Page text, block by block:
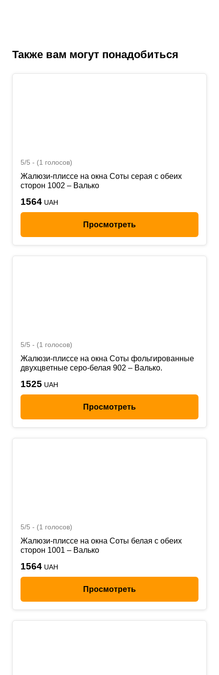
Также вам могут понадобиться
5/5 - (1 голосов)
Жалюзи-плиссе на окна Соты серая с обеих
сторон 1002 – Валько
1564 UAH
Просмотреть
5/5 - (1 голосов)
Жалюзи-плиссе на окна Соты фольгированные
двухцветные серо-белая 902 – Валько.
1525 UAH
Просмотреть
5/5 - (1 голосов)
Жалюзи-плиссе на окна Соты белая с обеих
сторон 1001 – Валько
1564 UAH
Просмотреть